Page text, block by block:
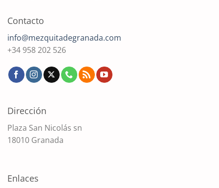
Contacto
info@mezquitadegranada.com
+34 958 202 526
Dirección
Plaza San Nicolás sn
18010 Granada
Enlaces